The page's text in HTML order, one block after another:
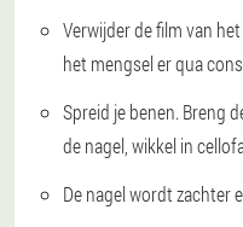
Verwijder de film van
het mengsel er qua
Spreid je benen. Breng
de nagel, wikkel in
De nagel wordt zachter